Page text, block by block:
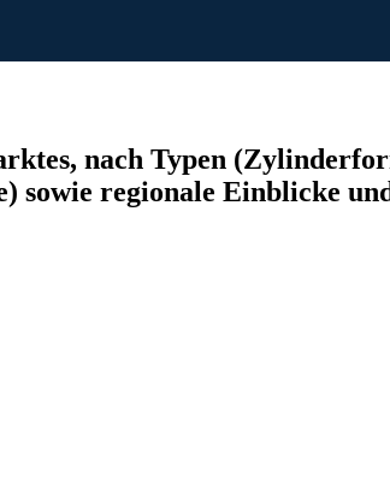
nach Typen
sowie regionale Einblicke